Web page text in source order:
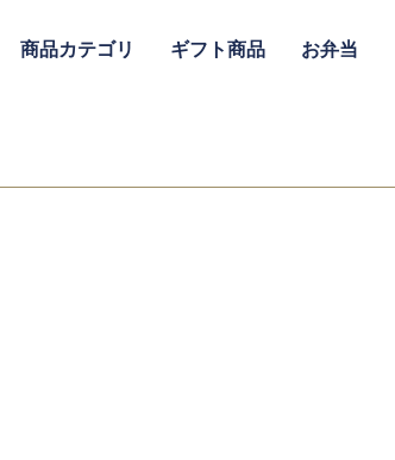
商品カテゴリ ギフト商品 お弁当